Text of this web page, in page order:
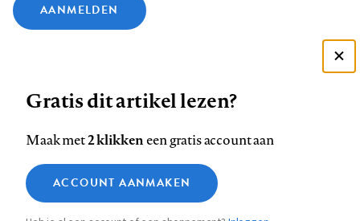
AANMELDEN
ons
op
Facebook
ons
op
LinkedIn
ons
op
Bluesky
ons
op
Instagram
ons
op
YouTube
ons
Footer
Contact Colofon Disclaimer Privacy
Medische vragen verdienen
betrouwbare antwoorden
Zie onze cookie policy
Analytische cookies
Gratis dit artikel lezen?
Maak met2 klikkeneen gratis account aan
ACCOUNT AANMAKEN